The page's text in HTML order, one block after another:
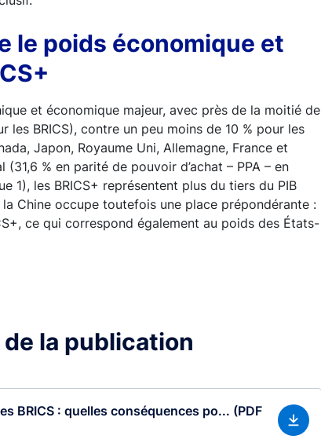
le poids économique et
et économique majeur, avec près de la moitié de
BRICS), contre un peu moins de 10 % pour les
Japon, Royaume Uni, Allemagne, France et
% en parité de pouvoir d’achat – PPA – en
1), les BRICS+ représentent plus du tiers du PIB
Chine occupe toutefois une place prépondérante :
ce qui correspond également au poids des États-
la publication
BRICS : quelles conséquences po... (PDF